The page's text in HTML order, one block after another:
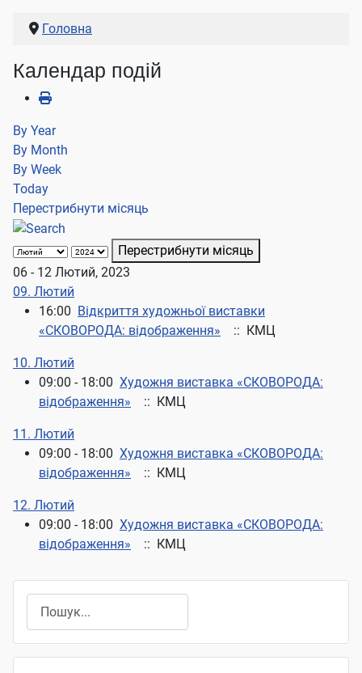
Головна
Календар подій
By Year
By Month
By Week
Today
Перестрибнути місяць
Перестрибнути місяць
06 - 12 Лютий, 2023
09. Лютий
16:00 Відкриття художньої виставки
«СКОВОРОДА: відображення»
:: КМЦ
10. Лютий
09:00 - 18:00 Художня виставка «СКОВОРОДА:
відображення»
:: КМЦ
11. Лютий
09:00 - 18:00 Художня виставка «СКОВОРОДА:
відображення»
:: КМЦ
12. Лютий
09:00 - 18:00 Художня виставка «СКОВОРОДА:
відображення»
:: КМЦ